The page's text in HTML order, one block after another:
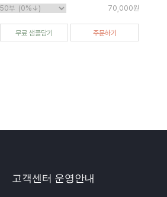
70,000원
무료 샘플담기 주문하기
고객센터 운영안내